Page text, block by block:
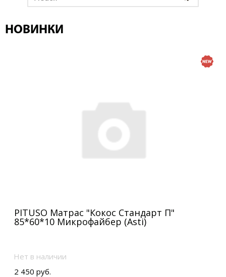
НОВИНКИ
PITUSO Матрас "Кокос Стандарт П"
85*60*10 Микрофайбер (Asti)
Нет в наличии
2 450 руб.